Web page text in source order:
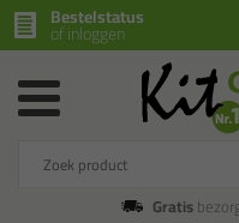
Bestelstatus
of inloggen
Gratis